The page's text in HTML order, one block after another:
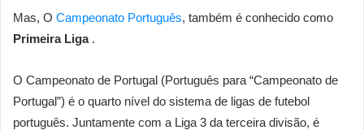
Mas, O Campeonato Português, também é conhecido como
Primeira Liga.
O Campeonato de Portugal (Português para “Campeonato de
Portugal”) é o quarto nível do sistema de ligas de futebol
português. Juntamente com a Liga 3 da terceira divisão, é